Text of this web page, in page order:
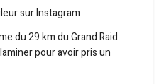
sur Instagram
du 29 km du Grand Raid
pour avoir pris un